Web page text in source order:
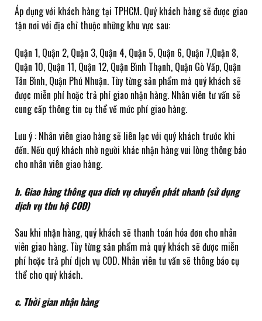
MẮT – EYES
LÀM SẠCH – CLEANSING
GIẢM CÂN
SỨC KHỎE
HATOMUGI
NUTRICEP
CANMAKE TOKYO
COLLAGEN SLIM
ALENEZ
KDB MAGAZINE
Áp dụng với khách hàng tại TPHCM. Quý khách hàng sẽ được giao
tận nơi với địa chỉ thuộc những khu vực sau:
Quận 1, Quận 2, Quận 3, Quận 4, Quận 5, Quận 6, Quận 7,Quận 8,
Quận 10, Quận 11, Quận 12, Quận Bình Thạnh, Quận Gò Vấp, Quận
Tân Bình, Quận Phú Nhuận. Tùy từng sản phẩm mà quý khách sẽ
được miễn phí hoặc trả phí giao nhận hàng. Nhân viên tư vấn sẽ
cung cấp thông tin cụ thể về mức phí giao hàng.
Lưu ý : Nhân viên giao hàng sẽ liên lạc với quý khách trước khi
đến. Nếu quý khách nhờ người khác nhận hàng vui lòng thông báo
cho nhân viên giao hàng.
b. Giao hàng thông qua dich vụ chuyển phát nhanh (sử dụng
dịch vụ thu hộ COD)
Sau khi nhận hàng, quý khách sẽ thanh toán hóa đơn cho nhân
viên giao hàng. Tùy từng sản phẩm mà quý khách sẽ được miễn
phí hoặc trả phí dịch vụ COD. Nhân viên tư vấn sẽ thông báo cụ
thể cho quý khách.
c. Thời gian nhận hàng